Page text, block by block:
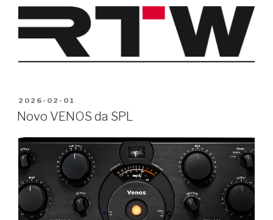
PUBLICADO
EM
2026-02-01
Novo VENOS da SPL